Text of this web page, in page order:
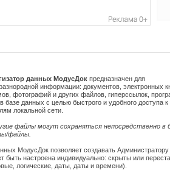
данных МодусДокпредназначен для
информации: документов, электронных
фотографий и других файлов, гиперссылок,
базе данных с целью быстрого и удобного доступа
локальной сети.
файлы могут сохраняться непосредственно в
файлы.
МодусДок позволяет создавать
быть настроена индивидуально: скрыты или
логические, даты, даты и времени).